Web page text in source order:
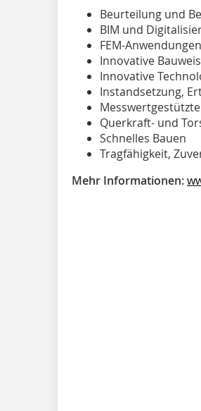
Beurteilung und
BIM und
FEM-Anwendungen
Innovative
Innovative
Instandsetzung,
Querkraft- und
Schnelles Bauen
Tragfähigkeit,
Mehr Informationen: